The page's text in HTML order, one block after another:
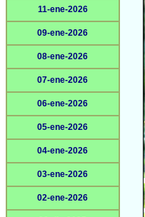
11-ene-2026
09-ene-2026
08-ene-2026
07-ene-2026
06-ene-2026
05-ene-2026
04-ene-2026
03-ene-2026
02-ene-2026